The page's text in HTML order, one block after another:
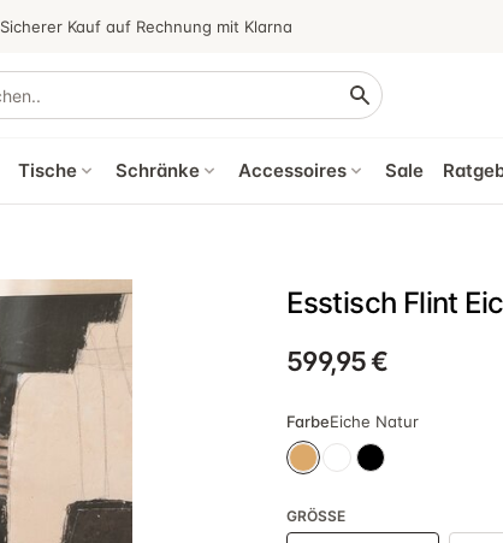
Sicherer Kauf auf Rechnung mit Klarna
Tische Schränke Accessoires Sale
Esstisch Flint
599,95 €
FarbeEiche Natur
GRÖSSE